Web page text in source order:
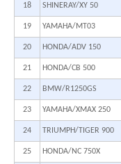
18 SHINERAY/XY 50
19 YAMAHA/MT03
20 HONDA/ADV 150
21 HONDA/CB 500
22 BMW/R1250GS
23 YAMAHA/XMAX 250
24 TRIUMPH/TIGER 900
25 HONDA/NC 750X